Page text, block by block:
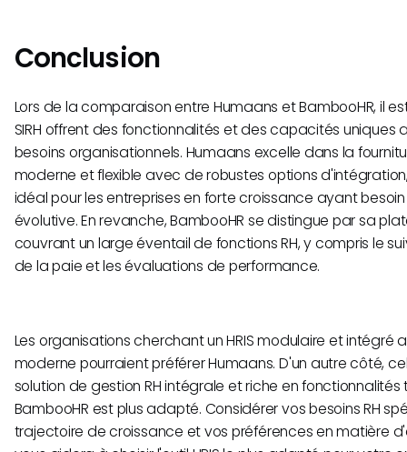
Conclusion
Lors de la comparaison entre Humaans et BambooHR, il
SIRH offrent des fonctionnalités et des capacités
besoins organisationnels. Humaans excelle dans la
moderne et flexible avec de robustes options
idéal pour les entreprises en forte croissance ayant besoin
évolutive. En revanche, BambooHR se distingue par sa
couvrant un large éventail de fonctions RH, y compris le
de la paie et les évaluations de performance.
Les organisations cherchant un HRIS modulaire et intégré
moderne pourraient préférer Humaans. D'un autre côté,
solution de gestion RH intégrale et riche en
BambooHR est plus adapté. Considérer vos besoins RH
trajectoire de croissance et vos préférences en matière